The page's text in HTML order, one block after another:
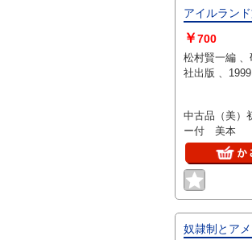
アイルラン
￥700
松村賢一編 、研究
社出版 、1999
中古品（美
ー付 美本
奴隷制とア